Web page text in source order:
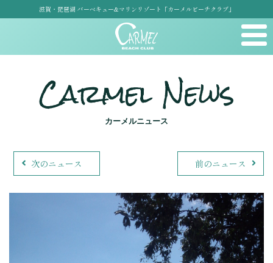
滋賀・琵琶湖 バーベキュー&マリンリゾート「カーメルビーチクラブ」
Carmel News
カーメルニュース
次のニュース 前のニュース